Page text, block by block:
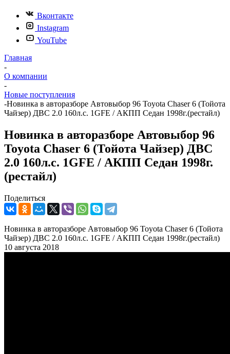
Вконтакте
Instagram
YouTube
Главная
-
О компании
-
Новые поступления
-Новинка в авторазборе Автовыбор 96 Toyota Chaser 6 (Тойота
Чайзер) ДВС 2.0 160л.с. 1GFE / АКПП Седан 1998г.(рестайл)
Новинка в авторазборе Автовыбор 96
Toyota Chaser 6 (Тойота Чайзер) ДВС
2.0 160л.с. 1GFE / АКПП Седан 1998г.
(рестайл)
Поделиться
Новинка в авторазборе Автовыбор 96 Toyota Chaser 6 (Тойота
Чайзер) ДВС 2.0 160л.с. 1GFE / АКПП Седан 1998г.(рестайл)
10 августа 2018